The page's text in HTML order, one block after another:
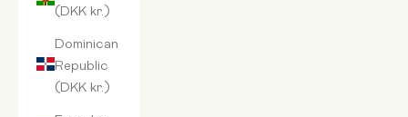
(DKK kr.)
Dominican
Republic
(DKK kr.)